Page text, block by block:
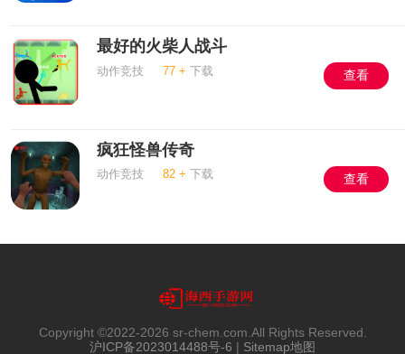
最好的火柴人战斗
动作竞技 77 + 下载 查看
疯狂怪兽传奇
动作竞技 82 + 下载 查看
Copyright ©2022-2026 sr-chem.com.All Rights Reserved.
沪ICP备2023014488号-6 | Sitemap地图